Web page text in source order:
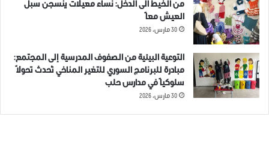
من الخيط الى الدخل: نساء معيلات ينسجن سبل
العيش معاً
30 مارس، 2026
التوعية البيئية من الصفوف المدرسية إلى المجتمع:
مبادرة للبرنامج السوري للتغير المناخي تُحدث تحولاً
سلوكياً في مدارس حلب
30 مارس، 2026